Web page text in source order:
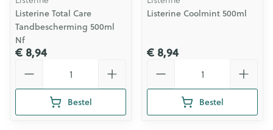
Listerine Total Care
Tandbescherming 500ml
Nf
€ 8,94
Bestel
Listerine Coolmint 500ml
€ 8,94
Bestel